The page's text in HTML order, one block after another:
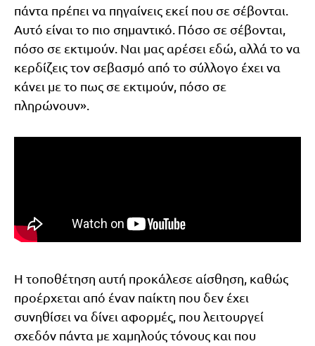
πάντα πρέπει να πηγαίνεις εκεί που σε σέβονται.
Αυτό είναι το πιο σημαντικό. Πόσο σε σέβονται,
πόσο σε εκτιμούν. Ναι μας αρέσει εδώ, αλλά το να
κερδίζεις τον σεβασμό από το σύλλογο έχει να
κάνει με το πως σε εκτιμούν, πόσο σε
πληρώνουν».
Η τοποθέτηση αυτή προκάλεσε αίσθηση, καθώς
προέρχεται από έναν παίκτη που δεν έχει
συνηθίσει να δίνει αφορμές, που λειτουργεί
σχεδόν πάντα με χαμηλούς τόνους και που